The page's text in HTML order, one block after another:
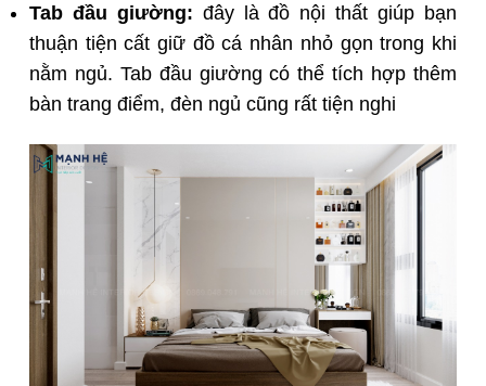
Tab đầu giường: đây là đồ nội thất giúp bạn
thuận tiện cất giữ đồ cá nhân nhỏ gọn trong khi
nằm ngủ. Tab đầu giường có thể tích hợp thêm
bàn trang điểm, đèn ngủ cũng rất tiện nghi